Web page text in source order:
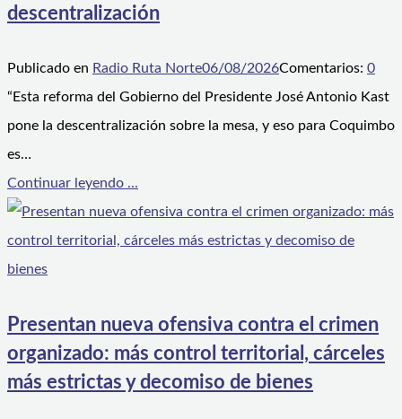
descentralización
Publicado en Radio Ruta Norte06/08/2026Comentarios: 0
“Esta reforma del Gobierno del Presidente José Antonio Kast
pone la descentralización sobre la mesa, y eso para Coquimbo
es…
Continuar leyendo ...
Presentan nueva ofensiva contra el crimen
organizado: más control territorial, cárceles
más estrictas y decomiso de bienes